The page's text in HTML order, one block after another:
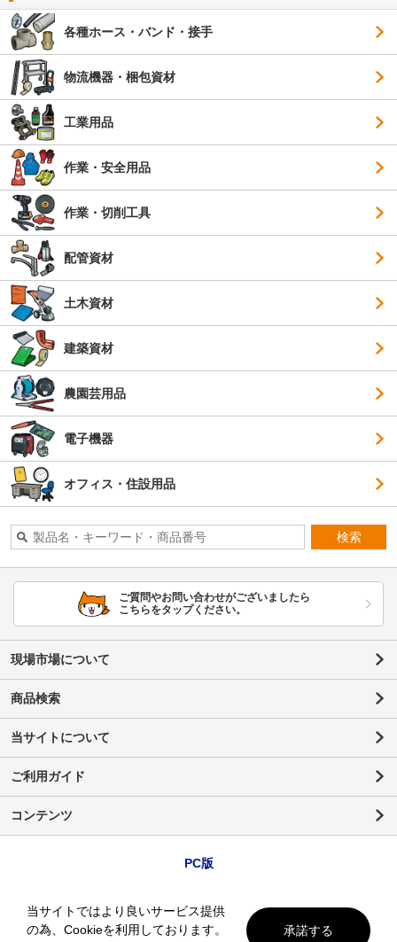
各種ホース・バンド・接手
物流機器・梱包資材
工業用品
作業・安全用品
作業・切削工具
配管資材
土木資材
建築資材
農園芸用品
電子機器
オフィス・住設用品
検索
ご質問やお問い合わせがございましたら
こちらをタップください。
現場市場について
商品検索
当サイトについて
ご利用ガイド
コンテンツ
PC版
当サイトではより良いサービス提供
の為、Cookieを利用しております。
承諾する